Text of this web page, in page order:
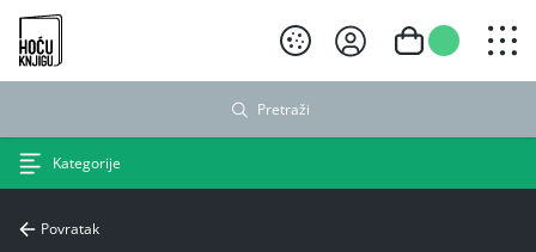
Hoću knjigu crni logo
Pretraži
Kategorije
Povratak